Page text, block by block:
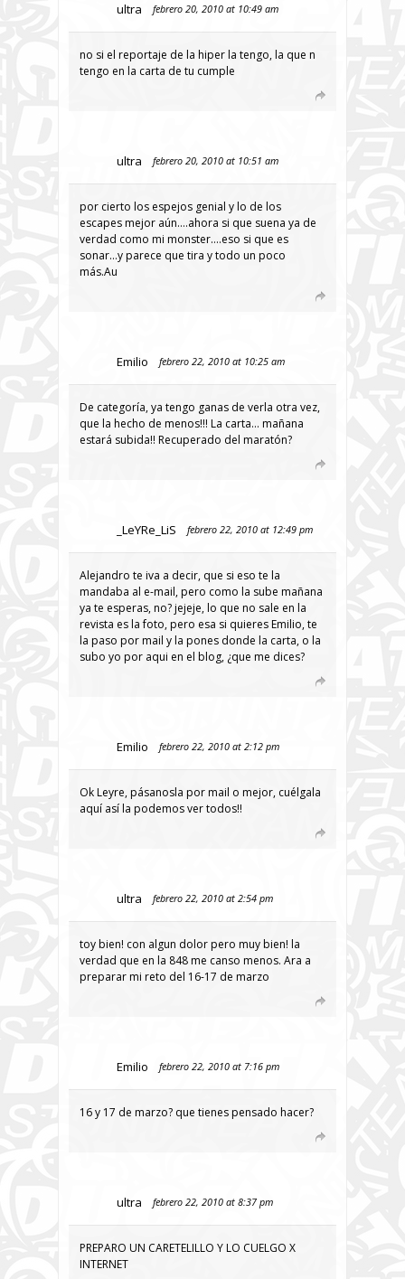
ultra febrero 20, 2010 at 10:49 am
no si el reportaje de la hiper la tengo, la que n
tengo en la carta de tu cumple
ultra febrero 20, 2010 at 10:51 am
por cierto los espejos genial y lo de los
escapes mejor aún….ahora si que suena ya de
verdad como mi monster….eso si que es
sonar…y parece que tira y todo un poco
más.Au
Emilio febrero 22, 2010 at 10:25 am
De categoría, ya tengo ganas de verla otra vez,
que la hecho de menos!!! La carta… mañana
estará subida!! Recuperado del maratón?
_LeYRe_LiS febrero 22, 2010 at 12:49 pm
Alejandro te iva a decir, que si eso te la
mandaba al e-mail, pero como la sube mañana
ya te esperas, no? jejeje, lo que no sale en la
revista es la foto, pero esa si quieres Emilio, te
la paso por mail y la pones donde la carta, o la
subo yo por aqui en el blog, ¿que me dices?
Emilio febrero 22, 2010 at 2:12 pm
Ok Leyre, pásanosla por mail o mejor, cuélgala
aquí así la podemos ver todos!!
ultra febrero 22, 2010 at 2:54 pm
toy bien! con algun dolor pero muy bien! la
verdad que en la 848 me canso menos. Ara a
preparar mi reto del 16-17 de marzo
Emilio febrero 22, 2010 at 7:16 pm
16 y 17 de marzo? que tienes pensado hacer?
ultra febrero 22, 2010 at 8:37 pm
PREPARO UN CARETELILLO Y LO CUELGO X
INTERNET